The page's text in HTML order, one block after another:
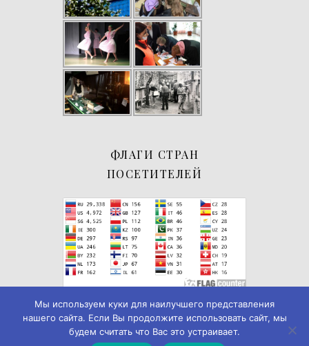
ФЛАГИ СТРАН
ПОСЕТИТЕЛЕЙ
Музей истории города Черемхово
Мы используем куки для наилучшего представления
нашего сайта. Если Вы продолжите использовать сайт, мы
будем считать что Вас это устраивает.